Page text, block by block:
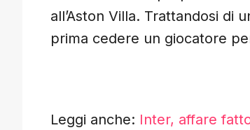
all’Aston Villa. Trattandosi
prima cedere un giocatore
Leggi anche: Inter, affare